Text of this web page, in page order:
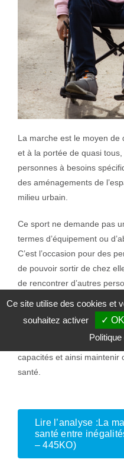
La marche est le moyen de
et à la portée de quasi
personnes à besoins
des aménagements de
milieu urbain.
Ce sport ne demande pas
termes d’équipement ou
C’est l’occasion pour des
de pouvoir sortir de chez
de rencontrer d’autres
chemin forestier, sont de
opportunités offertes à la
surtout effectuer une
capacités et ainsi maintenir
santé.
Lire l’analyse :La
santé entre
– 445KO)
Ce site utilise des cookies et
souhaitez activer
✓